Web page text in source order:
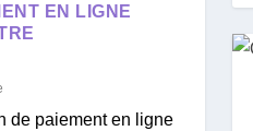
EN LIGNE
de paiement en ligne